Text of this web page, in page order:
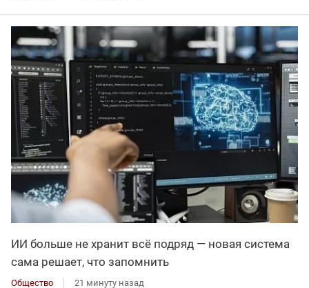
ИИ больше не хранит всё подряд — новая система
сама решает, что запомнить
Общество 21 минуту назад